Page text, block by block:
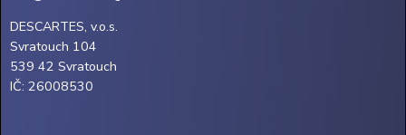
DESCARTES, v.o.s.
Svratouch 104
539 42 Svratouch
IČ: 26008530